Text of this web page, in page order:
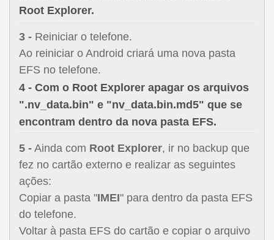
Root Explorer.
3 -Reiniciar o telefone.
Ao reiniciar o Android criará uma nova pasta
EFS no telefone.
4 -Com o Root Explorerapagar os arquivos
".nv_data.bin" e "nv_data.bin.md5" que se
encontram dentro da nova pasta EFS.
5 -Ainda com Root Explorer, ir no backup que
fez no cartão externo e realizar as seguintes
ações:
Copiar a pasta "IMEI" para dentro da pasta EFS
do telefone.
Voltar à pasta EFS do cartão e copiar o arquivo